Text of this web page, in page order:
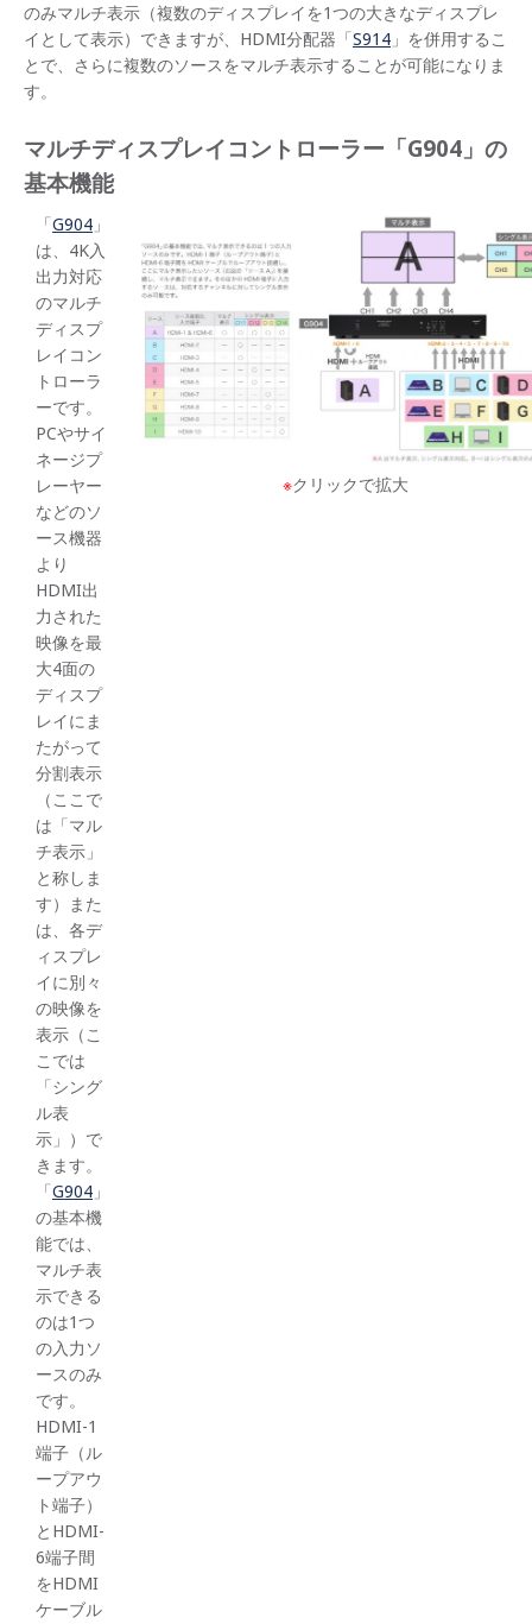
のみマルチ表示（複数のディスプレイを1つの大きなディスプレ
イとして表示）できますが、HDMI分配器「S914 」を併用するこ
とで、さらに複数のソースをマルチ表示することが可能になりま
す。
マルチディスプレイコントローラー「G904」の
基本機能
「G904 」
は、4K入
出力対応
のマルチ
ディスプ
レイコン
トローラ
ーです。
PCやサイ
ネージプ
レーヤー
などのソ
ース機器
より
HDMI出
力された
映像を最
大4面の
ディスプ
レイにま
たがって
分割表示
（ここで
は「マル
チ表示」
と称しま
す）また
は、各デ
ィスプレ
イに別々
の映像を
表示（こ
こでは
「シング
ル表
示」）で
きます。
「G904 」
の基本機
能では、
マルチ表
示できる
のは1つ
の入力ソ
ースのみ
です。
HDMI-1
端子（ル
ープアウ
ト端子）
とHDMI-
6端子間
をHDMI
ケーブル
※クリックで拡大